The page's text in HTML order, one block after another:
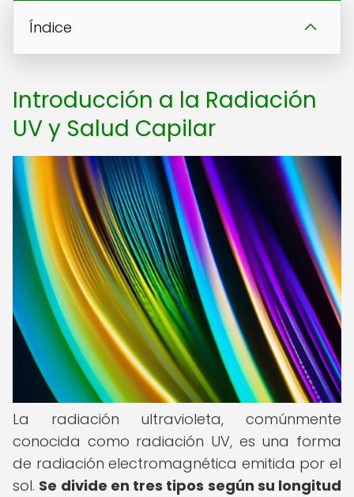
Índice
Introducción a la Radiación
UV y Salud Capilar
La radiación ultravioleta, comúnmente
conocida como radiación UV, es una forma
de radiación electromagnética emitida por el
sol. Se divide en tres tipos según su longitud